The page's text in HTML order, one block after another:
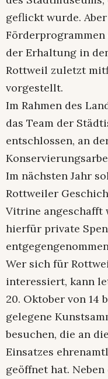
geflickt wurde.
Förderprogrammen
der Erhaltung in
Rottweil zuletzt
vorgestellt.
Im Rahmen des
das Team der
entschlossen, an
Im nächsten Jahr
Rottweiler
Vitrine angeschafft
hierfür private
Wer sich für
interessiert, kann
20. Oktober von 14
gelegene
besuchen, die an
Einsatzes
geöffnet hat.